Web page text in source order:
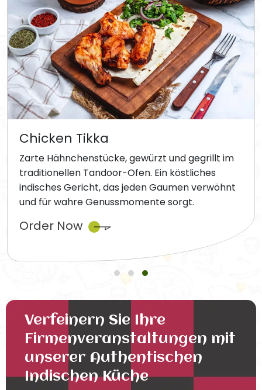
Chicken Tikka
Zarte Hähnchenstücke, gewürzt und gegrillt im
traditionellen Tandoor-Ofen. Ein köstliches
indisches Gericht, das jeden Gaumen verwöhnt
und für wahre Genussmomente sorgt.
Order Now
Verfeinern Sie Ihre
Firmenveranstaltungen mit
unserer Authentischen
Indischen Küche